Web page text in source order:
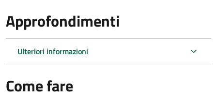
Approfondimenti
Ulteriori informazioni
Come fare